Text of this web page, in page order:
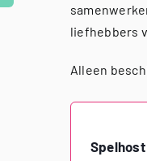
liefhebbers
Alleen
Spelhost